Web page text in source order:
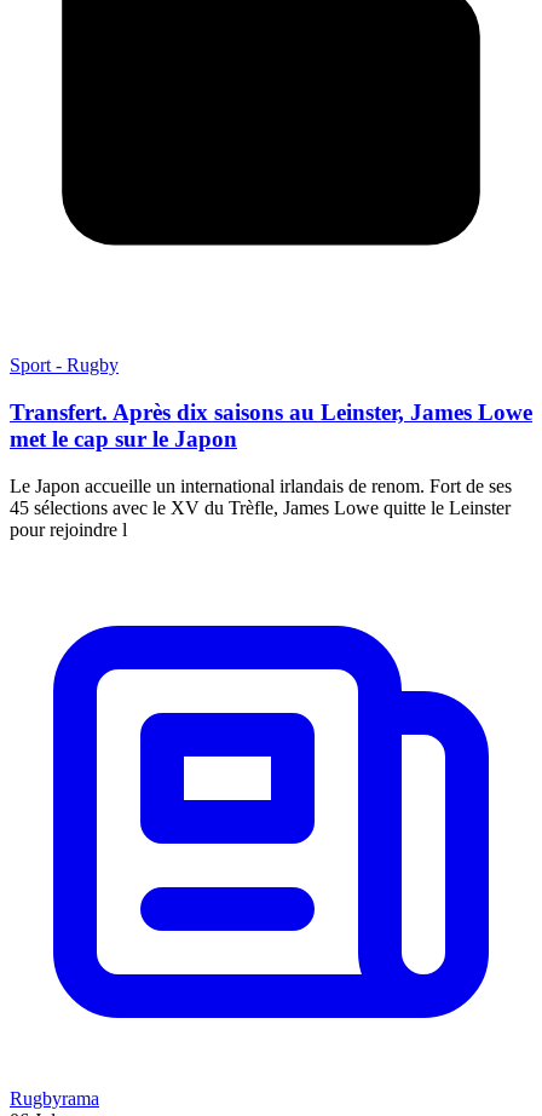
Sport - Rugby
Transfert. Après dix saisons au Leinster, James Lowe
met le cap sur le Japon
Le Japon accueille un international irlandais de renom. Fort de ses
45 sélections avec le XV du Trèfle, James Lowe quitte le Leinster
pour rejoindre l
Rugbyrama